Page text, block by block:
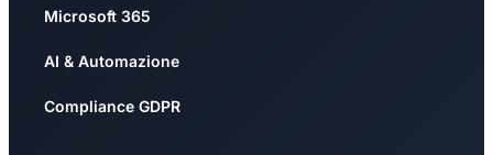
Microsoft 365
AI & Automazione
Compliance GDPR